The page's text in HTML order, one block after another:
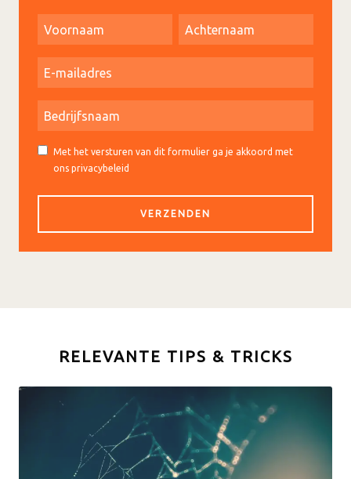
Met het versturen van dit formulier ga je akkoord met
ons privacybeleid
RELEVANTE TIPS & TRICKS